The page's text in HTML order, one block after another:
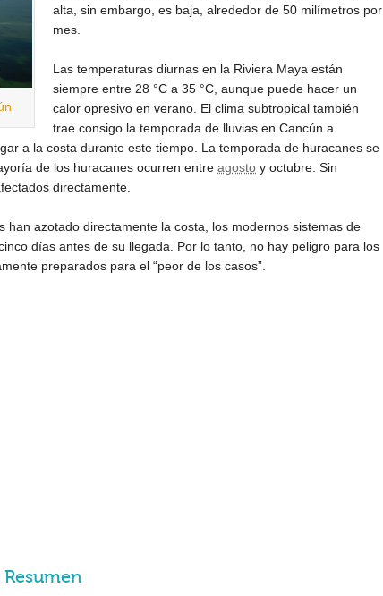
alta, sin embargo, es baja, alrededor de 50 milímetros por
mes.
Las temperaturas diurnas en la Riviera Maya están
siempre entre 28 °C a 35 °C, aunque puede hacer un
calor opresivo en verano. El clima subtropical también
trae consigo la temporada de lluvias en Cancún a
a la costa durante este tiempo. La temporada de huracanes se
de los huracanes ocurren entre agosto y octubre. Sin
directamente.
han azotado directamente la costa, los modernos sistemas de
días antes de su llegada. Por lo tanto, no hay peligro para los
preparados para el “peor de los casos”.